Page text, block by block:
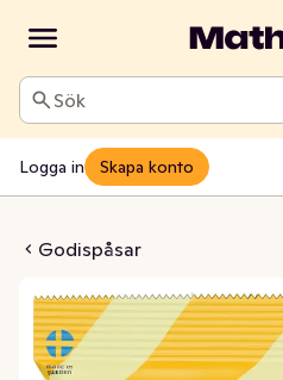
Sök
Logga in Skapa konto
Godispåsar
Utan Tillsatt Socker